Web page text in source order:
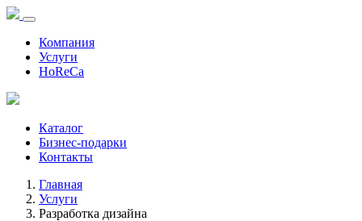
Компания
Услуги
HoReCa
Каталог
Бизнес-подарки
Контакты
Главная
Услуги
Разработка дизайна